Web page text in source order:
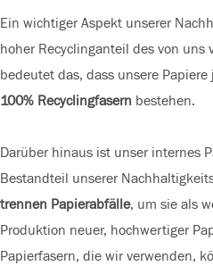
Ein wichtiger Aspekt unserer
hoher Recyclinganteil des von uns
bedeutet das, dass unsere
100% Recyclingfasern bestehen.
Darüber hinaus ist unser internes
Bestandteil unserer
trennen Papierabfälle, um sie als
Produktion neuer, hochwertiger
Papierfasern, die wir verwenden,